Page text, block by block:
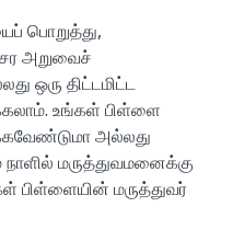
பொறுத்து,
அறுவைச்
ஒரு திட்டமிட்ட
உங்கள் பிள்ளை
அல்லது
மருத்துவமனைக்கு
பிள்ளையின் மருத்துவர்